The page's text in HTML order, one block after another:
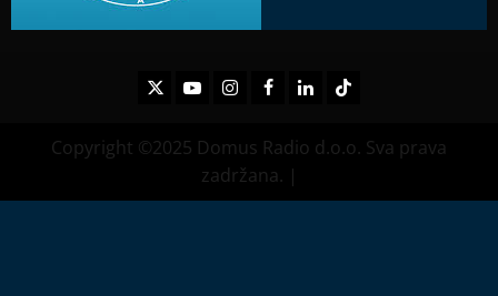
TwitterYoutubeInstagramFacebook
LinkedInTikTok
Copyright ©2025 Domus Radio d.o.o. Sva prava
zadržana. |